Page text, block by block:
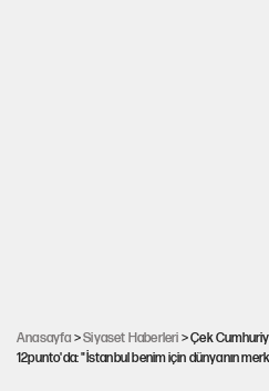
Anasayfa >Siyaset Haberleri > Çek
12punto'da: "İstanbul benim için dünyanın